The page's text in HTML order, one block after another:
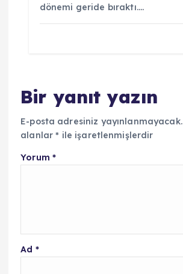
dönemi geride bıraktı.…
Bir yanıt yazın
E-posta adresiniz yayınlanmayacak.
alanlar* ile işaretlenmişlerdir
Yorum *
Ad *